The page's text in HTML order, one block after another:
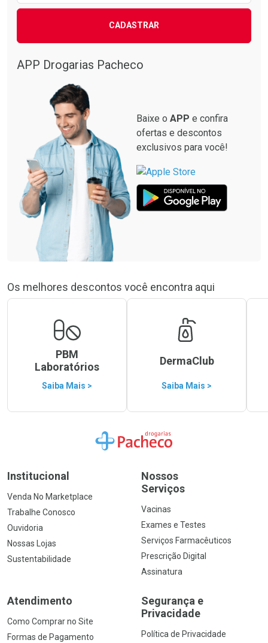
Comprar sem Desconto
Comprar sem Desconto
Comprar sem Desconto
Comprar sem Desconto
CADASTRAR
APP Drogarias Pacheco
Baixe o APP e confira
ofertas e descontos
exclusivos para você!
Os melhores descontos você encontra aqui
PBM
Laboratórios
Saiba Mais >
DermaClub
Saiba Mais >
Ir para a Home
Institucional
Venda No Marketplace
Trabalhe Conosco
Ouvidoria
Nossas Lojas
Sustentabilidade
Nossos
Serviços
Vacinas
Exames e Testes
Serviços Farmacêuticos
Prescrição Digital
Assinatura
Atendimento
Como Comprar no Site
Formas de Pagamento
Segurança e
Privacidade
Política de Privacidade